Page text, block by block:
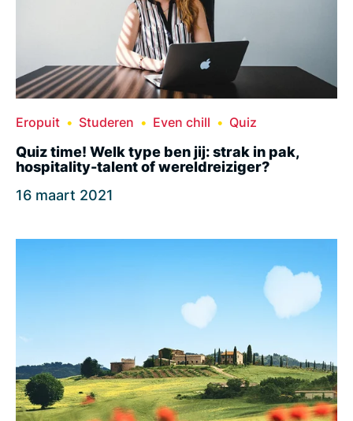
Eropuit Studeren Even chill Quiz
Quiz time! Welk type ben jij: strak in pak,
hospitality-talent of wereldreiziger?
16 maart 2021